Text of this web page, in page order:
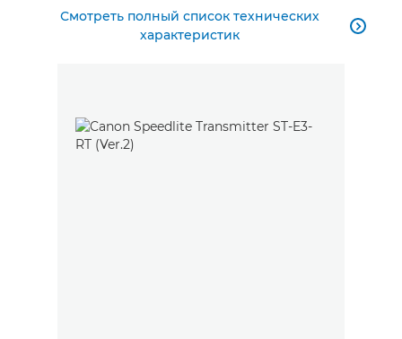
Смотреть полный список технических
характеристик
